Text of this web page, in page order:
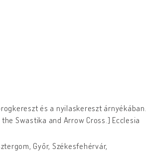
és a nyilaskereszt árnyékában.
Swastika and Arrow Cross.] Ecclesia
Győr, Székesfehérvár,